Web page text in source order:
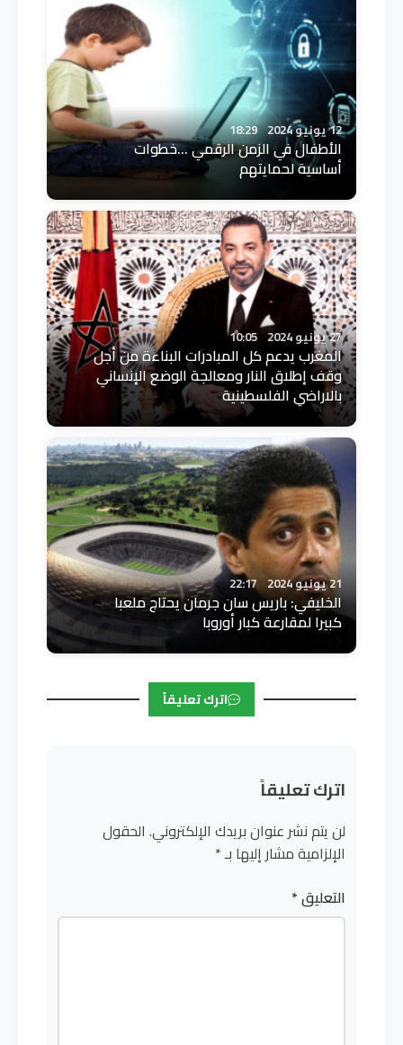
12 يونيو 2024 18:29
الأطفال في الزمن الرقمي ...خطوات
أساسية لحمايتهم
27 يونيو 2024 10:05
المغرب يدعم كل المبادرات البناءة من أجل
وقف إطلاق النار ومعالجة الوضع الإنساني
بالاراضي الفلسطينية
21 يونيو 2024 22:17
الخليفي: باريس سان جرمان يحتاج ملعبا
كبيرا لمقارعة كبار أوروبا
اترك تعليقاً
اترك تعليقاً
لن يتم نشر عنوان بريدك الإلكتروني. الحقول
الإلزامية مشار إليها بـ*
التعليق*